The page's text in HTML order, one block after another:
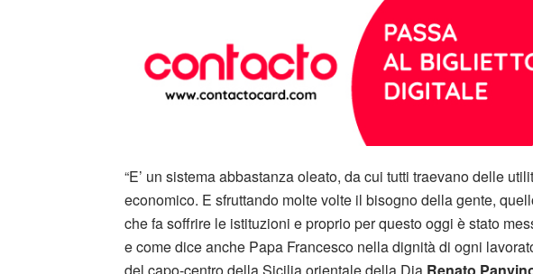
“E’ un sistema abbastanza oleato, da cui tutti traevano delle
economico. E sfruttando molte volte il bisogno della gente,
che fa soffrire le istituzioni e proprio per questo oggi è stato
e come dice anche Papa Francesco nella dignità di ogni
del capo-centro della Sicilia orientale della Dia Renato